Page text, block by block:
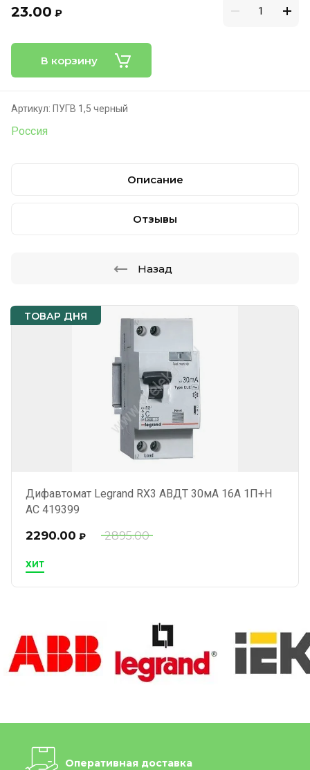
ТОВАР ДНЯ
Дифавтомат Legrand RX3 АВДТ 30мА 16А 1П+Н
AC 419399
ХИТ
2895.00
2290.00 ₽
23.00 ₽
В корзину
Артикул: ПУГВ 1,5 черный
Россия
Описание
Отзывы
Назад
Оперативная доставка